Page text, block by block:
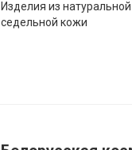
Изделия из
седельной кожи